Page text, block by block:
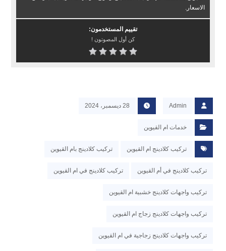
الاسعار.
تقييم المستخدمون:
كن أول المصوتون !
Admin 28 ديسمبر، 2024
خدمات ام القيوين
تركيب كلادينج ام القيوين تركيب كلادينج بام القيوين
تركيب كلادينج في أم القيوين تركيب كلادينج في ام القيوين
تركيب واجهات كلادينج خشبية ام القيوين
تركيب واجهات كلادينج زجاج ام القيوين
تركيب واجهات كلادينج زجاجية في ام القيوين